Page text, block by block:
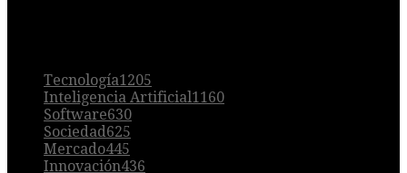
Tecnología1205
Inteligencia Artificial1160
Software630
Sociedad625
Mercado445
Innovación436